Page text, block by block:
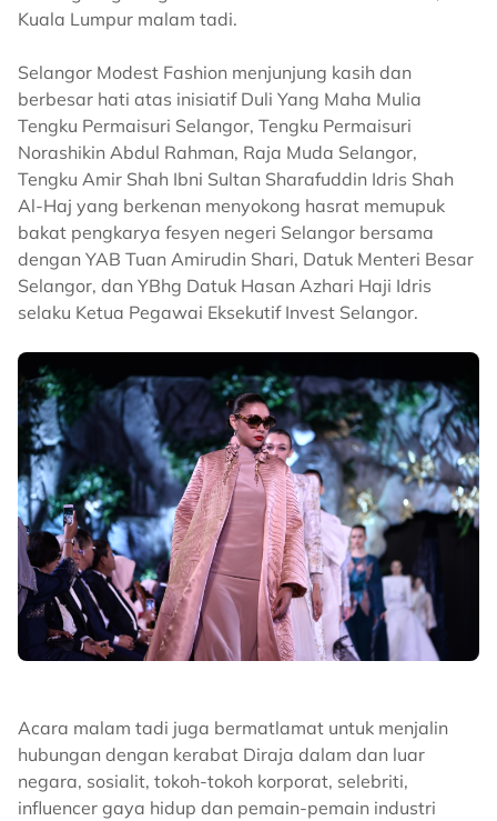
Kuala Lumpur malam tadi.
Selangor Modest Fashion menjunjung kasih dan
berbesar hati atas inisiatif Duli Yang Maha Mulia
Tengku Permaisuri Selangor, Tengku Permaisuri
Norashikin Abdul Rahman, Raja Muda Selangor,
Tengku Amir Shah Ibni Sultan Sharafuddin Idris Shah
Al-Haj yang berkenan menyokong hasrat memupuk
bakat pengkarya fesyen negeri Selangor bersama
dengan YAB Tuan Amirudin Shari, Datuk Menteri Besar
Selangor, dan YBhg Datuk Hasan Azhari Haji Idris
selaku Ketua Pegawai Eksekutif Invest Selangor.
Acara malam tadi juga bermatlamat untuk menjalin
hubungan dengan kerabat Diraja dalam dan luar
negara, sosialit, tokoh-tokoh korporat, selebriti,
influencer gaya hidup dan pemain-pemain industri